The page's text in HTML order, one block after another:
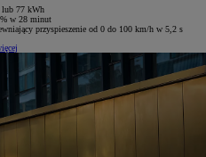
lub 77 kWh
w 28 minut
przyspieszenie od 0 do 100 km/h w 5,2 s